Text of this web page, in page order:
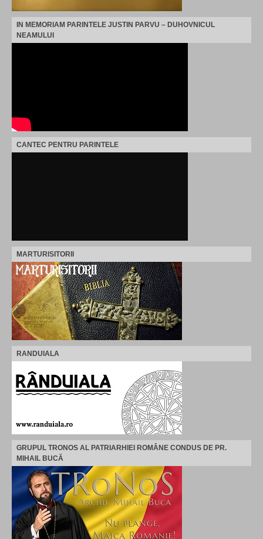
IN MEMORIAM PARINTELE JUSTIN PARVU – DUHOVNICUL
NEAMULUI
CANTEC PENTRU PARINTELE
MARTURISITORII
RANDUIALA
GRUPUL TRONOS AL PATRIARHIEI ROMÂNE CONDUS DE PR.
MIHAIL BUCĂ